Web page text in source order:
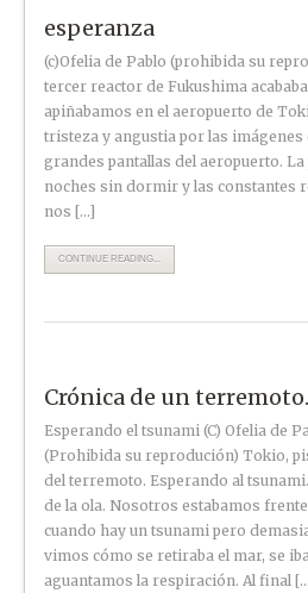
esperanza
(c)Ofelia de Pablo (prohibida su
tercer reactor de Fukushima
apiñabamos en el aeropuerto de
tristeza y angustia por las imágenes
grandes pantallas del aeropuerto.
noches sin dormir y las constantes
nos […]
CONTINUE READING...
Crónica de un
Esperando el tsunami (C) Ofelia de
(Prohibida su reprodución) Tokio,
del terremoto. Esperando al
de la ola. Nosotros estabamos
cuando hay un tsunami pero
vimos cómo se retiraba el mar, se
aguantamos la respiración. Al final